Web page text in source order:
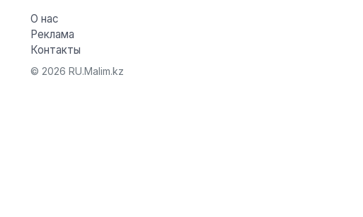
О нас
Реклама
Контакты
© 2026 RU.Malim.kz